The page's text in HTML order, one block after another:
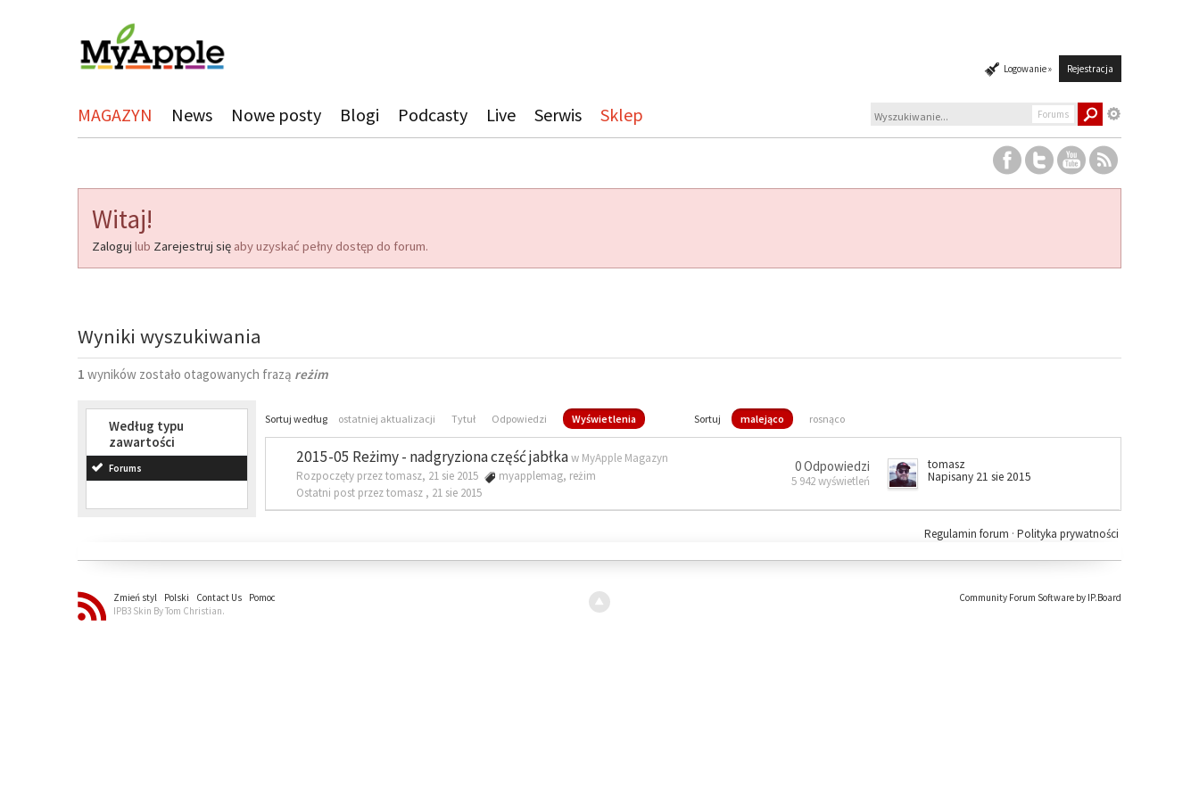
Logowanie » Rejestracja
MAGAZYN News Nowe posty Blogi Podcasty Live Serwis Sklep Forums
Witaj!
Zaloguj lub Zarejestruj się aby uzyskać pełny dostęp do forum.
Wyniki wyszukiwania
1 wyników zostało otagowanych frazą reżim
Według typu
zawartości
Forums
Sortuj według ostatniej aktualizacji Tytuł Odpowiedzi Wyświetlenia Sortuj malejąco rosnąco
2015-05 Reżimy - nadgryziona część jabłkaw MyApple Magazyn
Rozpoczęty przez tomasz, 21 sie 2015
myapplemag, reżim
Ostatni post przez tomasz , 21 sie 2015
0 Odpowiedzi
5 942 wyświetleń
tomasz
Napisany 21 sie 2015
Polityka prywatności
Regulamin forum ·
Zmień styl Polski Contact Us
Pomoc
IPB3 Skin By Tom Christian.
Community Forum Software by IP.Board